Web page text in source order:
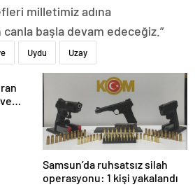
milletimiz adına
başla devam edeceğiz.”
Uydu Uzay
Samsun’da ruhsatsız silah
operasyonu: 1 kişi yakalandı